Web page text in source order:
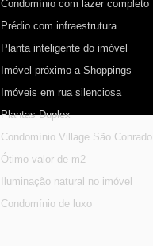
Condomínio com lazer completo
Prédio com infraestrutura
Planta inteligente do imóvel
Imóvel próximo a Shoppings
Imóveis em rua silenciosa
Plantas Duplex
Condomínio Village São Conrado
Ótimo valor de m2
Iluminação natural no imóvel
Condomínio de luxo